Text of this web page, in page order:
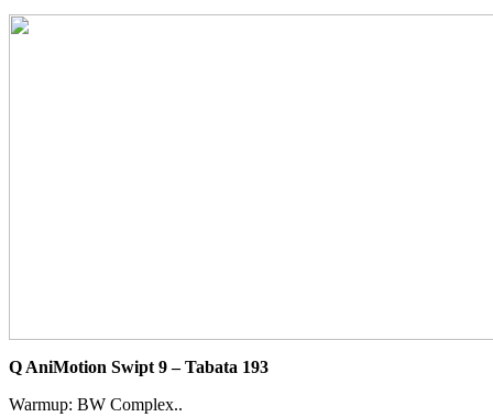
Q AniMotion Swipt 9 – Tabata 193
Warmup: BW Complex..